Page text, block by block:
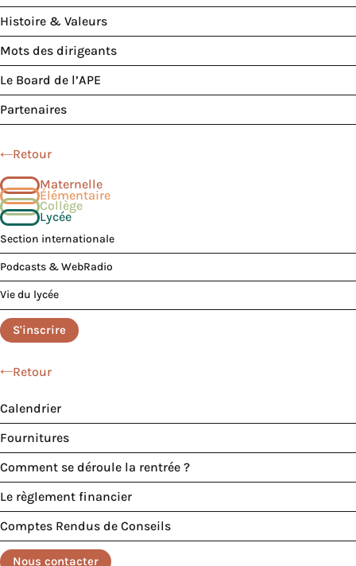
Histoire & Valeurs
Mots des dirigeants
Le Board de l’APE
Partenaires
Retour
Maternelle
Élémentaire
Collège
Lycée
Section internationale
Podcasts & WebRadio
Vie du lycée
S'inscrire
Retour
Calendrier
Fournitures
Comment se déroule la rentrée ?
Le règlement financier
Comptes Rendus de Conseils
Nous contacter